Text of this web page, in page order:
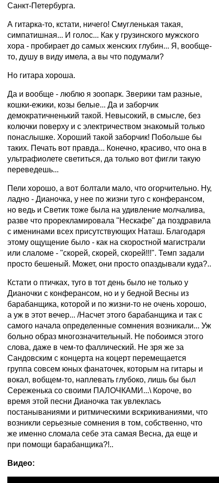
Санкт-Петербурга.
А гитарка-то, кстати, ничего! Смугленькая такая,
симпатишная... И голос... Как у грузинского мужского
хора - пробирает до самых женских глубин... Я, вообще-
то, душу в виду имела, а вы что подумали?
Но гитара хороша.
Да и вообще - люблю я зоопарк. Зверики там разные,
кошки-ежики, козы белые... Да и заборчик
демократичненький такой. Невысокий, в смысле, без
колючки поверху и с электричеством знакомый только
понаслышке. Хороший такой заборчик! Побольше бы
таких. Печать вот правда... Конечно, красиво, что она в
ультрафиолете светиться, да только вот фигли такую
переведешь...
Пели хорошо, а вот болтали мало, что огорчительно. Ну,
ладно - Дианочка, у нее по жизни туго с конферансом,
но ведь и Светик тоже была на удивление молчалива,
разве что прорекламировала "Нескафе" да поздравила
с именинами всех присутствующих Наташ. Благодаря
этому ощущение было - как на скоростной магистрали
или слаломе - "скорей, скорей, скорей!!!". Темп задали
просто бешеный. Может, они просто опаздывали куда?..
Кстати о птичках, туго в тот день было не только у
Дианочки с конферансом, но и у бедной Весны из
барабанщика, которой и по жизни-то не очень хорошо,
а уж в этот вечер... /Насчет этого барабанщика и так с
самого начала определенные сомнения возникали... Уж
больно образ многозначительный. Не побоимся этого
слова, даже в чем-то фаллический. Не зря же за
Сандовским с концерта на коцерт перемещается
группа совсем юных фанаточек, которым на гитары и
вокал, вобщем-то, наплевать глубоко, лишь бы был
Сереженька со своими ПАЛОЧКАМИ...\ Короче, во
время этой песни Дианочка так увлеклась
постанываниями и ритмическими вскрикиваниями, что
возникли серьезные сомнения в том, собственно, что
же именно сломала себе эта самая Весна, да еще и
при помощи барабанщика?!..
Видео: